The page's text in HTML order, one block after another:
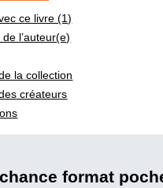
ce livre (1)
l’auteur(e)
la collection
créateurs
format